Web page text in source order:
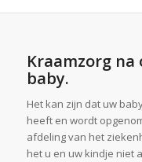
Kraamzorg
baby.
Het kan zijn dat uw
heeft en wordt
afdeling van het
het u en uw kindje niet